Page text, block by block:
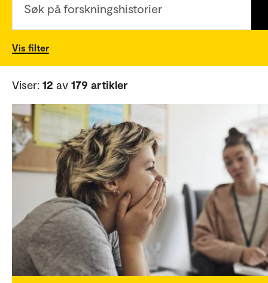
Søk på forskningshistorier
Vis filter
Viser: 12 av 179 artikler